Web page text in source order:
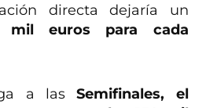
directa dejaría un
mil euros para cada
a lasSemifinales, el